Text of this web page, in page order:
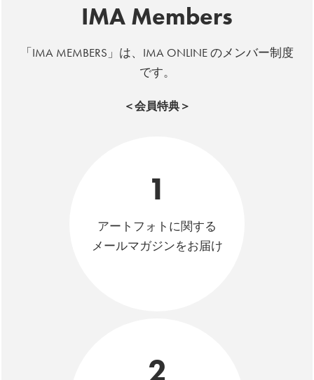
IMA Members
「IMA MEMBERS」は、IMA ONLINE のメンバー制度
です。
＜会員特典＞
1
アートフォトに関する
メールマガジンをお届け
2